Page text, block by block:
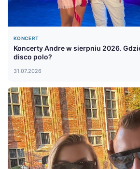
KONCERT
Koncerty Andre w sierpniu 2026.
disco polo?
31.07.2026